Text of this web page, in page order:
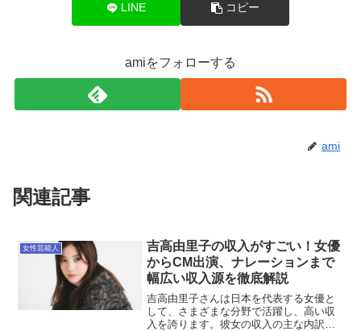
LINE コピー
amiをフォローする
ami
関連記事
女性芸能人
吉高由里子の収入がすごい！女優
からCM出演、ナレーションまで
幅広い収入源を徹底解説
吉高由里子さんは日本を代表する女優と
して、さまざまな分野で活躍し、高い収
入を誇ります。彼女の収入の主な内訳と